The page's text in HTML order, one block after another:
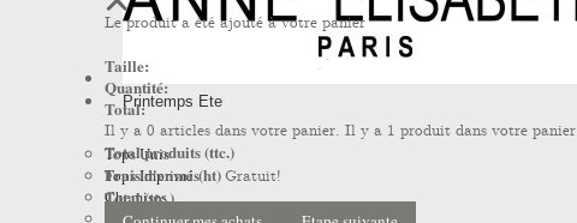
Le produit a été ajouté à votre panier
Taille:
Quantité:
Total:
Il y a 0 articles dans votre panier. Il y a 1 produit dans votre panier
Total produits (ttc.)
Frais d'envoi (ht)Gratuit!
Total (ttc.)
Printemps Ete
Tops Unis
Tops Imprimés
Chemises
Robes